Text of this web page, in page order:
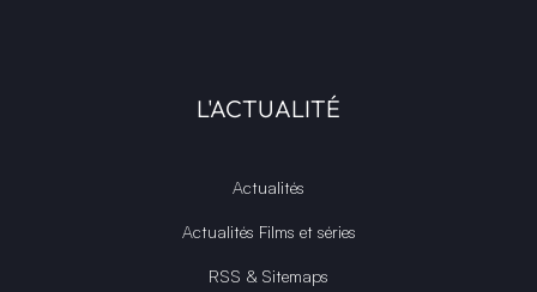
L'ACTUALITÉ
Actualités
Actualités Films et séries
RSS & Sitemaps